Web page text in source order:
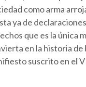
como arma
ya de
que es la única
en la historia de
suscrito en el